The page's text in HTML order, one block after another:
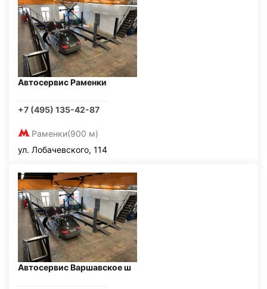
Автосервис Раменки
+7 (495) 135-42-87
Раменки(900 м)
ул. Лобачевского, 114
Автосервис Варшавское ш